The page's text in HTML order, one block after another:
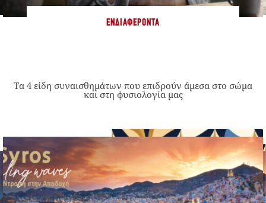
ΕΝΔΙΑΦΈΡΟΝΤΑ
Τα 4 είδη συναισθημάτων που επιδρούν άμεσα στο σώμα
και στη φυσιολογία μας